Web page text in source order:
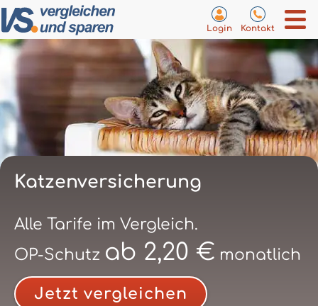
Login Kontakt
Katzenversicherung
Alle Tarife im Vergleich.
OP-Schutz ab 2,20 € monatlich
Jetzt vergleichen